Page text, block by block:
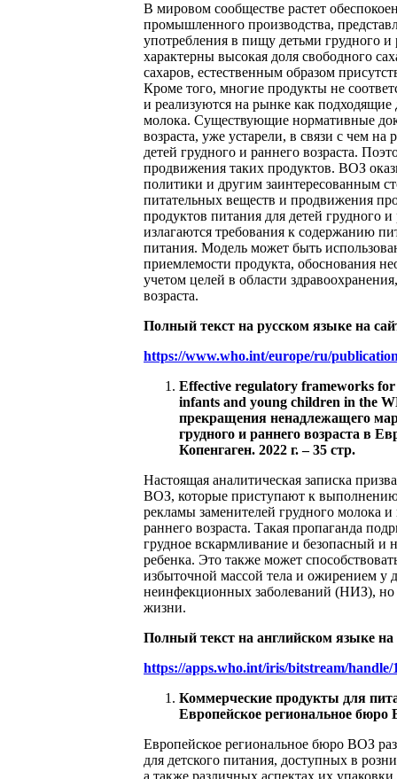
В мировом сообществе растет
промышленного производства,
употребления в пищу детьми грудного
характерны высокая доля свободного
сахаров, естественным образом
Кроме того, многие продукты не
и реализуются на рынке как
молока. Существующие нормативные
возраста, уже устарели, в связи с чем
детей грудного и раннего возраста.
продвижения таких продуктов. ВОЗ
политики и другим заинтересованным
питательных веществ и продвижения
продуктов питания для детей грудного
излагаются требования к содержанию
питания. Модель может быть
приемлемости продукта, обоснования
учетом целей в области
возраста.
Полный текст на русском языке на
https://www.who.int/europe/ru/
Effective regulatory frameworks
infants and young children in the
прекращения ненадлежащего
грудного и раннего возраста в
Копенгаген. 2022 г. – 35 стр.
Настоящая аналитическая записка
ВОЗ, которые приступают к
рекламы заменителей грудного молока
раннего возраста‎. Такая пропаганда
грудное вскармливание и безопасный и
ребенка. Это также может
избыточной массой тела и ожирением у
неинфекционных заболеваний (‎НИЗ)‎, но
жизни.
Полный текст на английском языке
https://apps.who.int/iris/bitstream/handle/
Коммерческие продукты для
Европейское региональное бюро
Европейское региональное бюро ВОЗ
для детского питания, доступных в